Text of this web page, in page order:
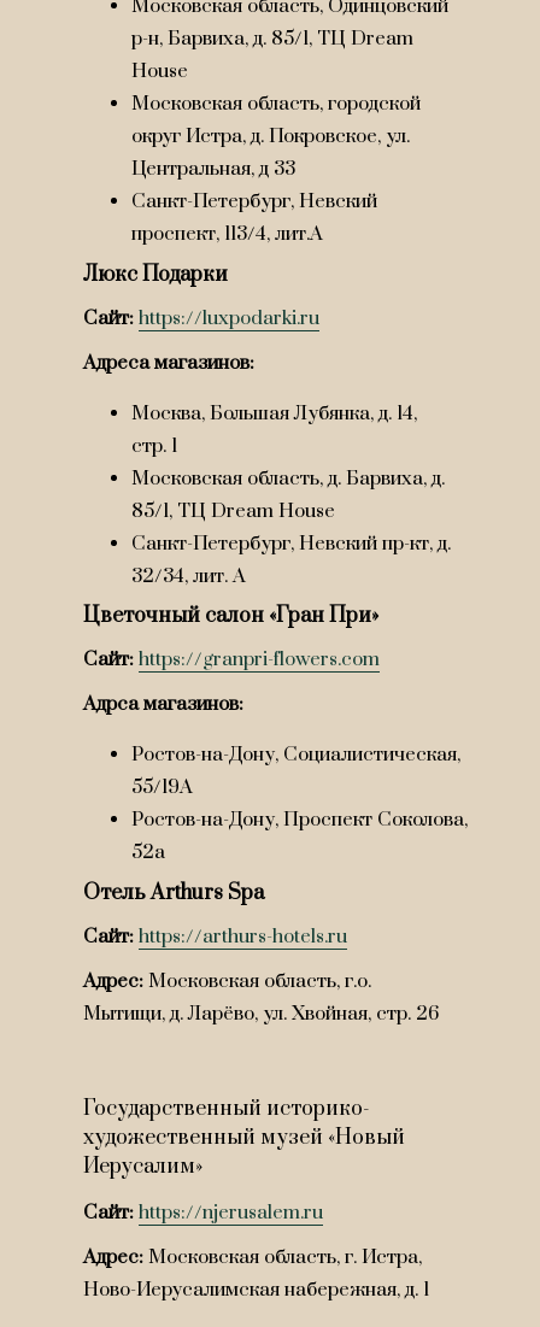
Московская область, Одинцовский
р-н, Барвиха, д. 85/1, ТЦ Dream
House
Mосковская область, городской
округ Истра, д. Покровское, ул.
Центральная, д 33
Санкт-Петербург, Невский
проспект, 113/4, лит.А
Сайт: https://luxpodarki.ru
Адреса магазинов:
Москва, Большая Лубянка, д. 14,
стр. 1
Московская область, д. Барвиха, д.
85/1, ТЦ Dream House
Санкт-Петербург, Невский пр-кт, д.
32/34, лит. А
Люкс Подарки
Цветочный салон «Гран При»
Адрса магазинов:
Ростов-на-Дону, Социалистическая,
55/19А
Ростов-на-Дону, Проспект Соколова,
52а
Сайт: https://granpri-flowers.com
Сайт: https://arthurs-hotels.ru
Адрес: Московская область, г.о.
Мытищи, д. Ларёво, ул. Хвойная, стр. 26
Отель Arthurs Spa
Государственный историко-
художественный музей «Новый
Иерусалим»
Адрес: Московская область, г. Истра,
Ново-Иерусалимская набережная, д. 1
Сайт: https://njerusalem.ru